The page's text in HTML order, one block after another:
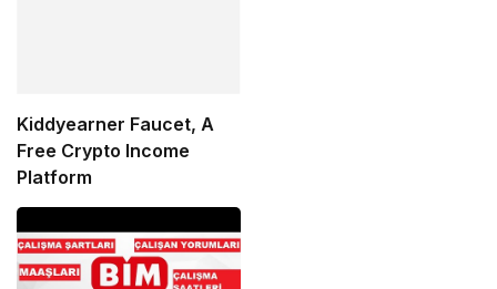
Kiddyearner Faucet, A
Free Crypto Income
Platform